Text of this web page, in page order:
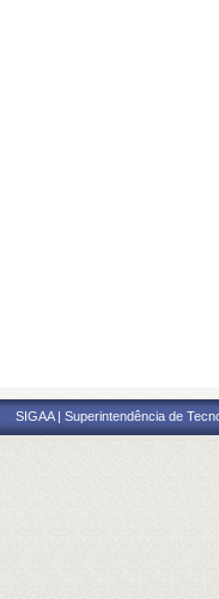
SIGAA | Superintendência de